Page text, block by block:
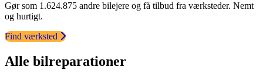
Gør som 1.624.875 andre bilejere og få tilbud fra værksteder. Nemt
og hurtigt.
Find værksted
Alle bilreparationer